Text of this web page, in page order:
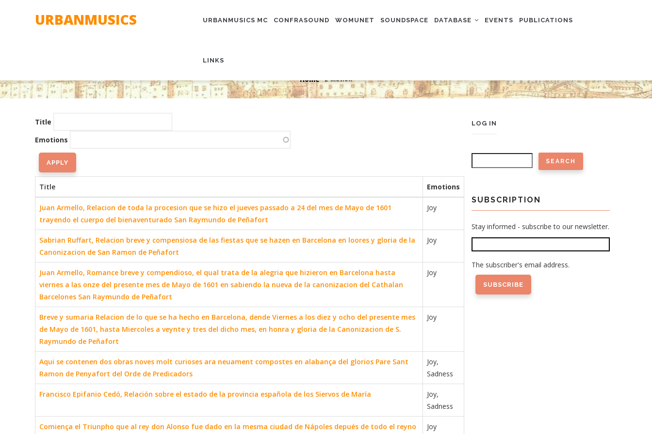
URBANMUSICS
NAVIGATION
URBANMUSICS MC CONFRASOUND WOMUNET SOUNDSPACE DATABASE EVENTS PUBLICATIONS
LINKS
Breadcrumb
Home-E-Motion
Title
Emotions
Title Emotions
Juan Armello, Relacion de toda la procesion que se hizo el jueves passado a 24 del mes de Mayo de 1601
trayendo el cuerpo del bienaventurado San Raymundo de Peñafort
Joy
Sabrian Ruffart, Relacion breve y compensiosa de las fiestas que se hazen en Barcelona en loores y gloria de la
Canonizacion de San Ramon de Peñafort
Joy
Juan Armello, Romance breve y compendioso, el qual trata de la alegria que hizieron en Barcelona hasta
viernes a las onze del presente mes de Mayo de 1601 en sabiendo la nueva de la canonizacion del Cathalan
Barcelones San Raymundo de Peñafort
Joy
Breve y sumaria Relacion de lo que se ha hecho en Barcelona, dende Viernes a los diez y ocho del presente mes
de Mayo de 1601, hasta Miercoles a veynte y tres del dicho mes, en honra y gloria de la Canonizacion de S.
Raymundo de Peñafort
Joy
Aqui se contenen dos obras noves molt curioses ara neuament compostes en alabança del glorios Pare Sant
Ramon de Penyafort del Orde de Predicadors
Joy,
Sadness
Francisco Epifanio Cedó, Relación sobre el estado de la provincia española de los Siervos de María
Joy,
Sadness
Comiença el Triunpho que al rey don Alonso fue dado en la mesma ciudad de Nápoles depués de todo el reyno Joy
USER
ACCOUNT
LOG IN
SUBSCRIPTION
Stay informed - subscribe to our newsletter.
The subscriber's email address.